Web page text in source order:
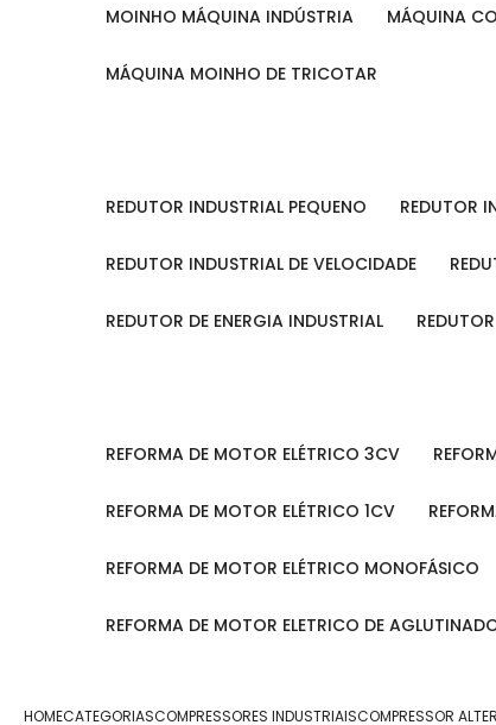
MOINHO MÁQUINA INDÚSTRIA MÁQUINA
MÁQUINA MOINHO DE TRICOTAR
REDUTOR INDUSTRIAL PEQUENO REDUTOR
REDUTOR INDUSTRIAL DE VELOCIDADE
REDUTOR DE ENERGIA INDUSTRIAL
REFORMA DE MOTOR ELÉTRICO 3CV
REFORMA DE MOTOR ELÉTRICO 1CV
REFORMA DE MOTOR ELÉTRICO MONOFÁSICO
REFORMA DE MOTOR ELETRICO DE
HOMECATEGORIASCOMPRESSORES INDUSTRIAISCOMPRESSOR